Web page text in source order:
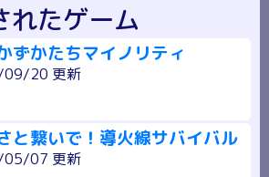
れたゲーム
ずかたちマイノリティ
20 更新
と繋いで！導火線サバイバル
07 更新